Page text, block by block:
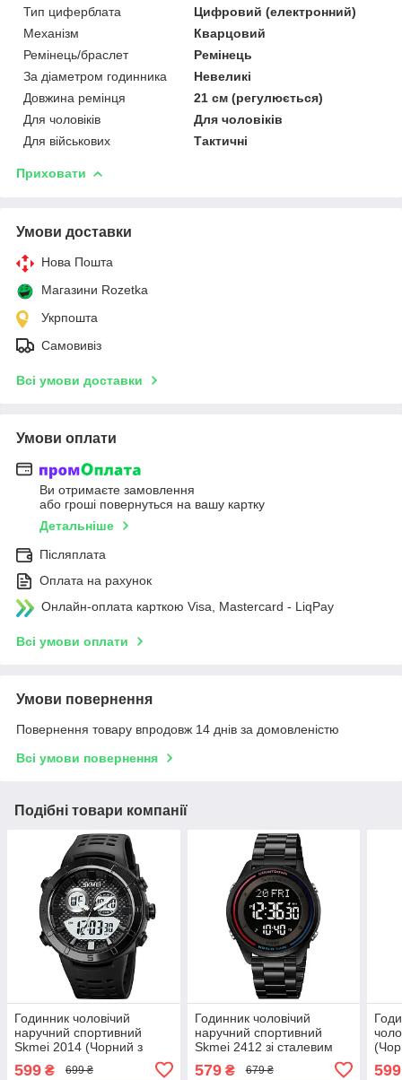
Тип циферблата
Цифровий (електронний)
Механізм
Кварцовий
Ремінець/браслет
Ремінець
За діаметром годинника
Невеликі
Довжина ремінця
21 см (регулюється)
Для чоловіків
Для чоловіків
Для військових
Тактичні
Приховати
Умови доставки
Нова Пошта
Магазини Rozetka
Укрпошта
Самовивіз
Всі умови доставки
Умови оплати
Ви отримаєте замовлення
або гроші повернуться на вашу картку
Детальніше
Післяплата
Оплата на рахунок
Онлайн-оплата карткою Visa, Mastercard - LiqPay
Всі умови оплати
Умови повернення
Повернення товару впродовж 14 днів за домовленістю
Всі умови повернення
Подібні товари компанії
Годинник чоловічий
наручний спортивний
Skmei 2014 (Чорний з
599 ₴ 699 ₴
Годинник чоловічий
наручний спортивний
Skmei 2412 зі сталевим
579₴ 679 ₴ 599